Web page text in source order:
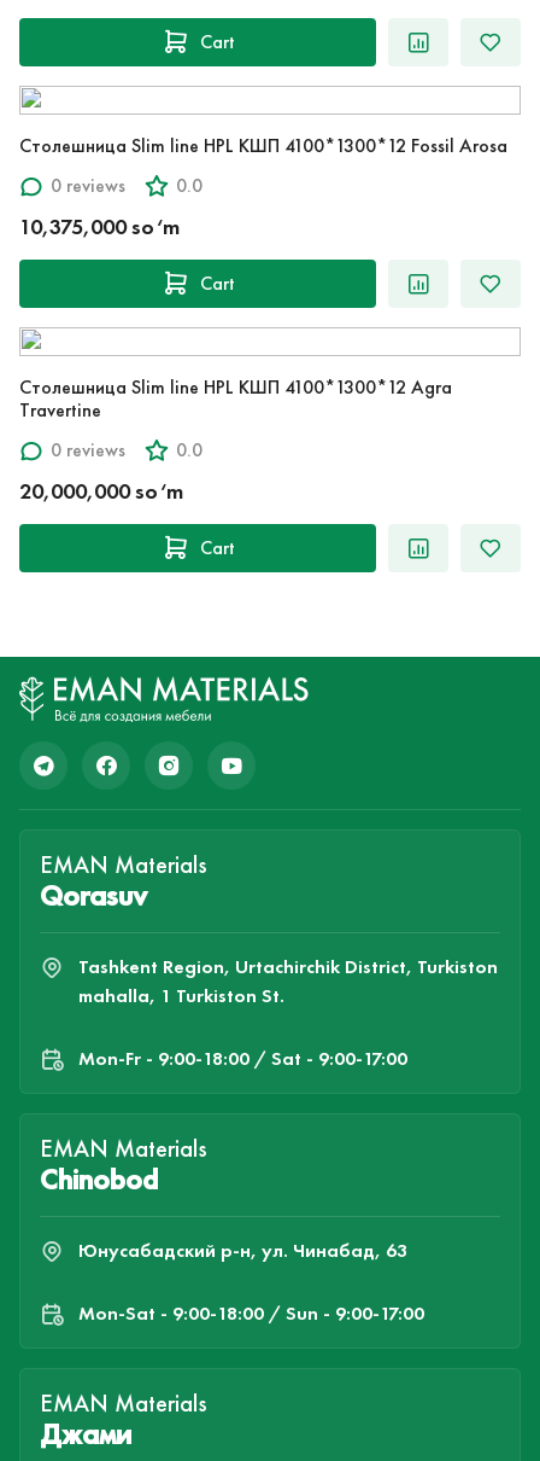
Cart
Столешница Slim line HPL КШП 4100*1300*12 Fossil Arosa
0 reviews
0.0
10,375,000 so‘m
Cart
Столешница Slim line HPL КШП 4100*1300*12 Agra
Travertine
0 reviews
0.0
20,000,000 so‘m
Cart
EMAN Materials
Qorasuv
Tashkent Region, Urtachirchik District, Turkiston
mahalla, 1 Turkiston St.
Mon-Fr - 9:00-18:00 / Sat - 9:00-17:00
EMAN Materials
Chinobod
Юнусабадский р-н, ул. Чинабад, 63
Mon-Sat - 9:00-18:00 / Sun - 9:00-17:00
EMAN Materials
Джами